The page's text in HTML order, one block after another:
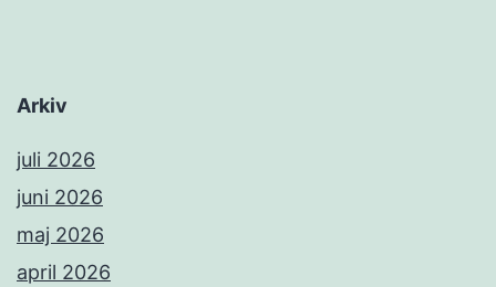
Arkiv
juli 2026
juni 2026
maj 2026
april 2026